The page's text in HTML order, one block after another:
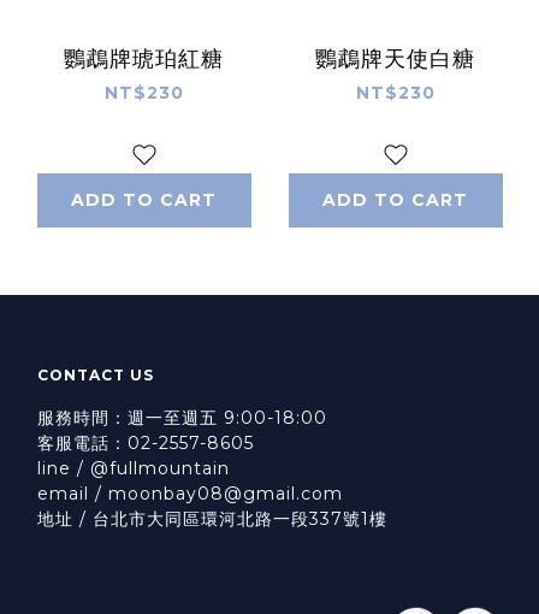
鸚鵡牌琥珀紅糖
NT$230
ADD TO CART
鸚鵡牌天使白糖
NT$230
ADD TO CART
CONTACT US
服務時間：週一至週五 9:00-18:00
客服電話：02-2557-8605
line / @fullmountain
email / moonbay08@gmail.com
地址 / 台北市大同區環河北路一段337號1樓